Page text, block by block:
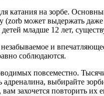
на зорбе.
(zorb может выдержать
младше 12 лет,
и
соблюдаются.
повсеместно.
выбирайте
захочется повторить их